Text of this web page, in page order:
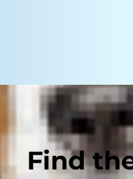
Find